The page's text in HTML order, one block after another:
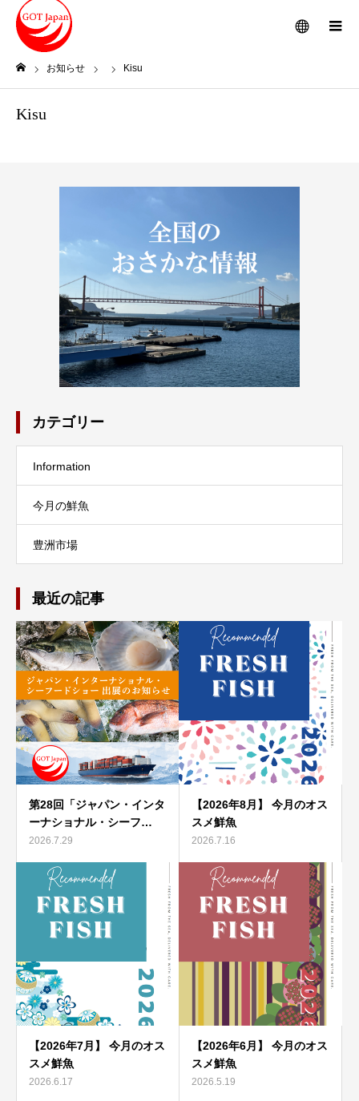
メニュー
お知らせ Kisu
Kisu
カテゴリー
Information
今月の鮮魚
豊洲市場
最近の記事
第28回「ジャパン・インタ
ーナショナル・シーフ…
2026.7.29
【2026年8月】 今月のオス
スメ鮮魚
2026.7.16
【2026年7月】 今月のオス
スメ鮮魚
2026.6.17
【2026年6月】 今月のオス
スメ鮮魚
2026.5.19